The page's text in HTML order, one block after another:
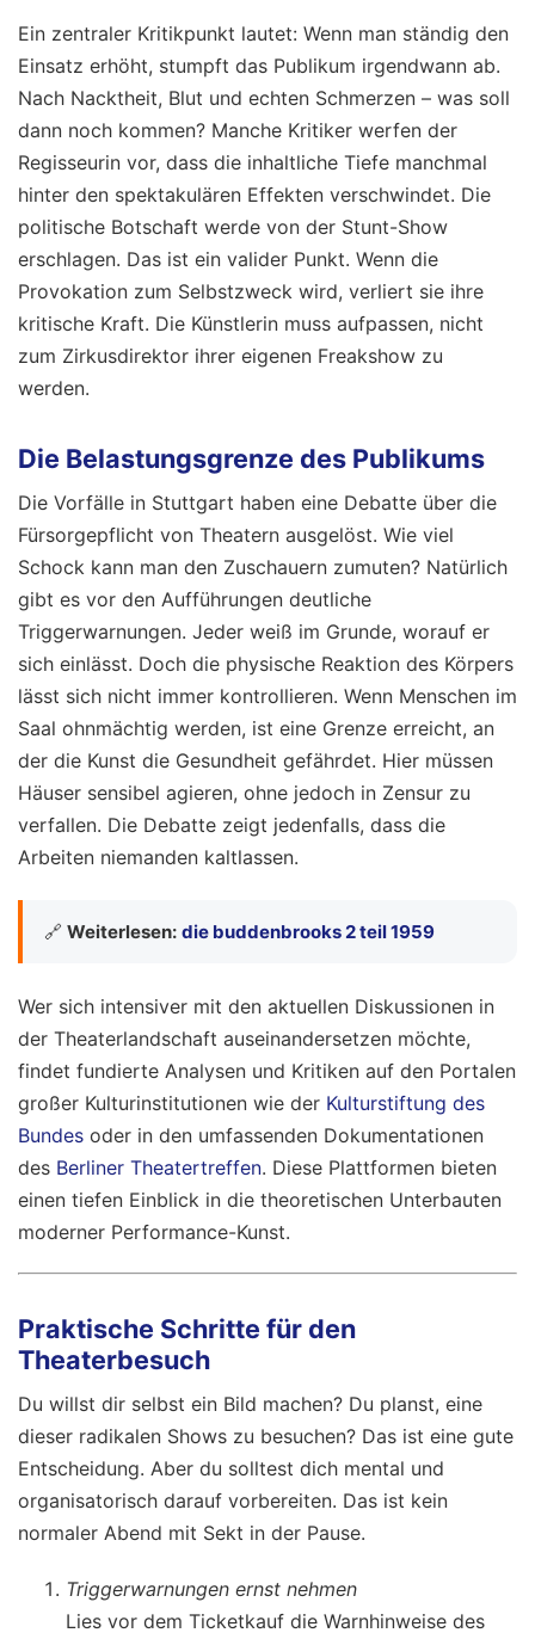
Ein zentraler Kritikpunkt lautet: Wenn man ständig den
Einsatz erhöht, stumpft das Publikum irgendwann ab.
Nach Nacktheit, Blut und echten Schmerzen – was soll
dann noch kommen? Manche Kritiker werfen der
Regisseurin vor, dass die inhaltliche Tiefe manchmal
hinter den spektakulären Effekten verschwindet. Die
politische Botschaft werde von der Stunt-Show
erschlagen. Das ist ein valider Punkt. Wenn die
Provokation zum Selbstzweck wird, verliert sie ihre
kritische Kraft. Die Künstlerin muss aufpassen, nicht
zum Zirkusdirektor ihrer eigenen Freakshow zu
werden.
Die Belastungsgrenze des Publikums
Die Vorfälle in Stuttgart haben eine Debatte über die
Fürsorgepflicht von Theatern ausgelöst. Wie viel
Schock kann man den Zuschauern zumuten? Natürlich
gibt es vor den Aufführungen deutliche
Triggerwarnungen. Jeder weiß im Grunde, worauf er
sich einlässt. Doch die physische Reaktion des Körpers
lässt sich nicht immer kontrollieren. Wenn Menschen im
Saal ohnmächtig werden, ist eine Grenze erreicht, an
der die Kunst die Gesundheit gefährdet. Hier müssen
Häuser sensibel agieren, ohne jedoch in Zensur zu
verfallen. Die Debatte zeigt jedenfalls, dass die
Arbeiten niemanden kaltlassen.
🔗 Weiterlesen: die buddenbrooks 2 teil 1959
Wer sich intensiver mit den aktuellen Diskussionen in
der Theaterlandschaft auseinandersetzen möchte,
findet fundierte Analysen und Kritiken auf den Portalen
großer Kulturinstitutionen wie der Kulturstiftung des
Bundes oder in den umfassenden Dokumentationen
des Berliner Theatertreffen. Diese Plattformen bieten
einen tiefen Einblick in die theoretischen Unterbauten
moderner Performance-Kunst.
Praktische Schritte für den
Theaterbesuch
Du willst dir selbst ein Bild machen? Du planst, eine
dieser radikalen Shows zu besuchen? Das ist eine gute
Entscheidung. Aber du solltest dich mental und
organisatorisch darauf vorbereiten. Das ist kein
normaler Abend mit Sekt in der Pause.
Triggerwarnungen ernst nehmen
Lies vor dem Ticketkauf die Warnhinweise des